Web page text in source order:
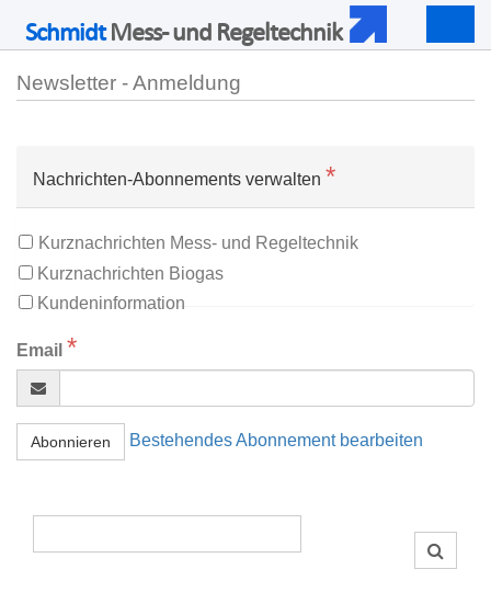
SchmidtMess- und Regeltechnik
Newsletter - Anmeldung
Nachrichten-Abonnements verwalten *
Kurznachrichten Mess- und Regeltechnik
Kundeninformation
Kurznachrichten Biogas
Email *
Abonnieren Bestehendes Abonnement bearbeiten